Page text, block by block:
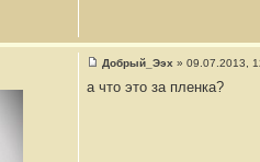
С
о
Добрый_Ээх » 09.07.2013,
а что это за пленка?